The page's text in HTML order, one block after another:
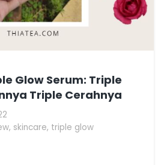
Glow Serum: Triple
Triple Cerahnya
, skincare, triple glow